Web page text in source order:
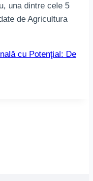
una dintre cele 5
de Agricultura
cu Potenţial: De